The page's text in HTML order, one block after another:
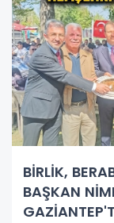
BİRLİK,
BAŞKAN